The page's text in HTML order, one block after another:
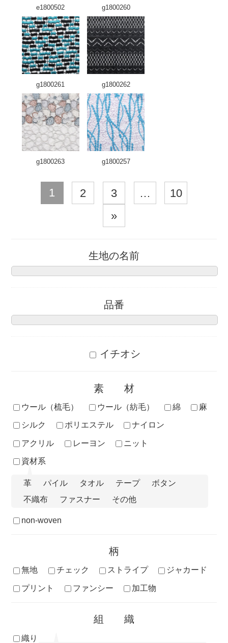
e1800502 g1800260
g1800261 g1800262
g1800263 g1800257
1 2 3 …
10
»
生地の名前
品番
イチオシ
素材
ウール（梳毛） ウール（紡毛） 綿
麻
シルク
ポリエステル
ナイロン
アクリル
レーヨン
ニット
資材系
革 パイル タオル テープ
ボタン
不織布
ファスナー その他
non-woven
柄
無地 チェック ストライプ
ジャカード
プリント
ファンシー 加工物
組織
織り